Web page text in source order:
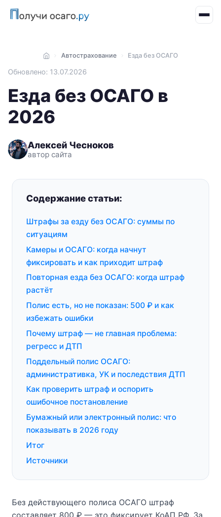
Главная
Автострахование Езда без ОСАГО
Обновлено: 13.07.2026
Езда без ОСАГО в
2026
Алексей Чесноков
автор сайта
Содержание статьи:
Штрафы за езду без ОСАГО: суммы по
ситуациям
Камеры и ОСАГО: когда начнут
фиксировать и как приходит штраф
Повторная езда без ОСАГО: когда штраф
растёт
Полис есть, но не показан: 500 ₽ и как
избежать ошибки
Почему штраф — не главная проблема:
регресс и ДТП
Поддельный полис ОСАГО:
административка, УК и последствия ДТП
Как проверить штраф и оспорить
ошибочное постановление
Бумажный или электронный полис: что
показывать в 2026 году
Итог
Источники
Без действующего полиса ОСАГО штраф